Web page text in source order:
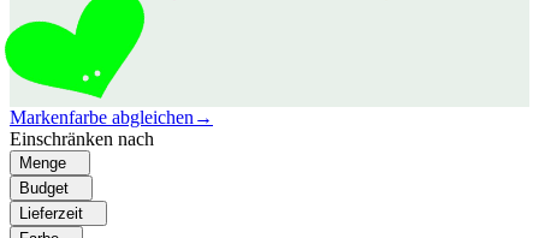
Markenfarbe abgleichen →
Einschränken nach
Menge
Budget
Lieferzeit